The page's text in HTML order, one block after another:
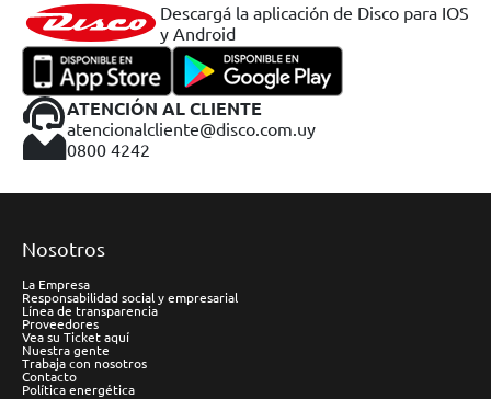
Descargá la aplicación de Disco para IOS
y Android
ATENCIÓN AL CLIENTE
atencionalcliente@disco.com.uy
0800 4242
Nosotros
La Empresa
Responsabilidad social y empresarial
Línea de transparencia
Proveedores
Vea su Ticket aquí
Nuestra gente
Trabaja con nosotros
Contacto
Política energética